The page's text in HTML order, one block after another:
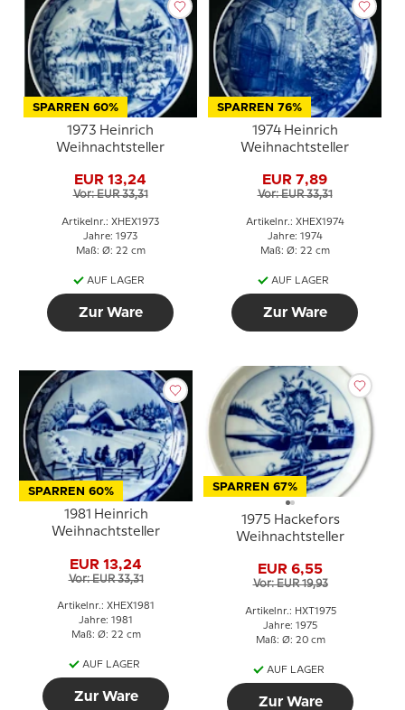
SPARREN 60%
1973 Heinrich
Weihnachtsteller
EUR 13,24
Vor: EUR 33,31
Artikelnr.: XHEX1973
Jahre: 1973
Maß: Ø: 22 cm
AUF LAGER
Zur Ware
SPARREN 76%
1974 Heinrich
Weihnachtsteller
EUR 7,89
Vor: EUR 33,31
Artikelnr.: XHEX1974
Jahre: 1974
Maß: Ø: 22 cm
AUF LAGER
Zur Ware
SPARREN 60%
1981 Heinrich
Weihnachtsteller
EUR 13,24
Vor: EUR 33,31
Artikelnr.: XHEX1981
Jahre: 1981
Maß: Ø: 22 cm
AUF LAGER
Zur Ware
SPARREN 67%
1975 Hackefors
Weihnachtsteller
EUR 6,55
Vor: EUR 19,93
Artikelnr.: HXT1975
Jahre: 1975
Maß: Ø: 20 cm
AUF LAGER
Zur Ware